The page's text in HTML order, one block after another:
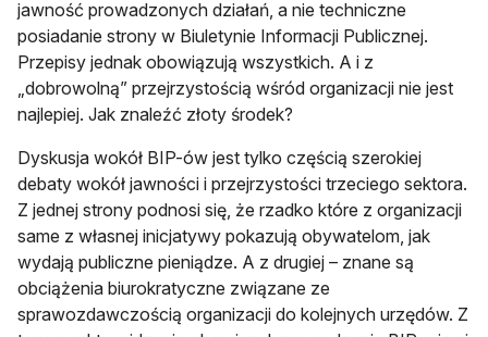
jawność prowadzonych działań, a nie techniczne
posiadanie strony w Biuletynie Informacji Publicznej.
Przepisy jednak obowiązują wszystkich. A i z
„dobrowolną” przejrzystością wśród organizacji nie jest
najlepiej. Jak znaleźć złoty środek?
Dyskusja wokół BIP-ów jest tylko częścią szerokiej
debaty wokół jawności i przejrzystości trzeciego sektora.
Z jednej strony podnosi się, że rzadko które z organizacji
same z własnej inicjatywy pokazują obywatelom, jak
wydają publiczne pieniądze. A z drugiej – znane są
obciążenia biurokratyczne związane ze
sprawozdawczością organizacji do kolejnych urzędów. Z